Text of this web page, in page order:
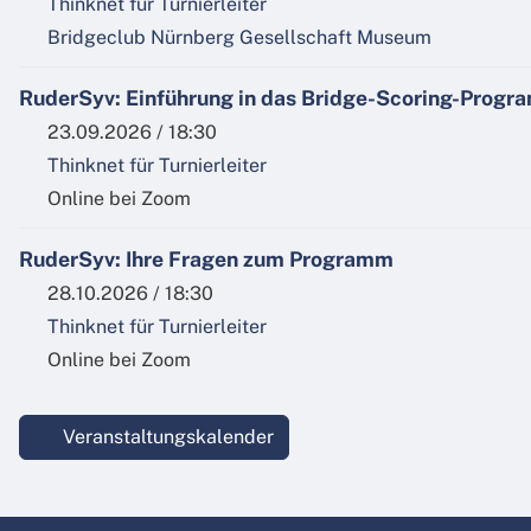
Bridgeclub Nürnberg Gesellschaft Museum
RuderSyv: Einführung in das Bridge-Scoring-
23.09.2026 / 18:30
Thinknet für Turnierleiter
Online bei Zoom
RuderSyv: Ihre Fragen zum Programm
28.10.2026 / 18:30
Thinknet für Turnierleiter
Online bei Zoom
Veranstaltungskalender